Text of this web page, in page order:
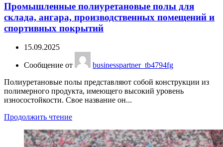
Промышленные полиуретановые полы для
склада, ангара, производственных помещений и
спортивных покрытий
15.09.2025
Сообщение от
businesspartner_tb4794fg
Полиуретановые полы представляют собой конструкции из
полимерного продукта, имеющего высокий уровень
износостойкости. Свое название он...
Продолжить чтение